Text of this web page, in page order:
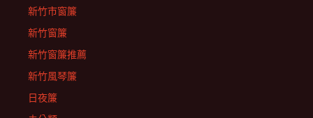
新竹市窗簾
新竹窗簾
新竹窗簾推薦
新竹風琴簾
日夜簾